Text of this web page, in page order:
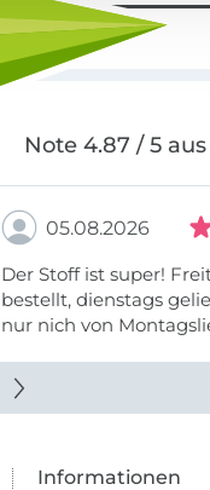
Note 4.87 / 5
05.08.2026
Der Stoff ist super!
bestellt, dienstags
nur nich von
Informationen